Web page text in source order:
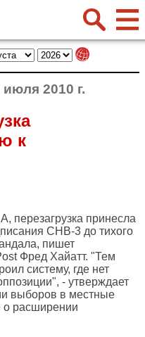
июля 2010 г.
к
перезагрузка принесла
СНВ-3 до тихого
пишет
Фред Хайатт. "Тем
систему, где нет
- утверждает
выборов в местные
о расширении